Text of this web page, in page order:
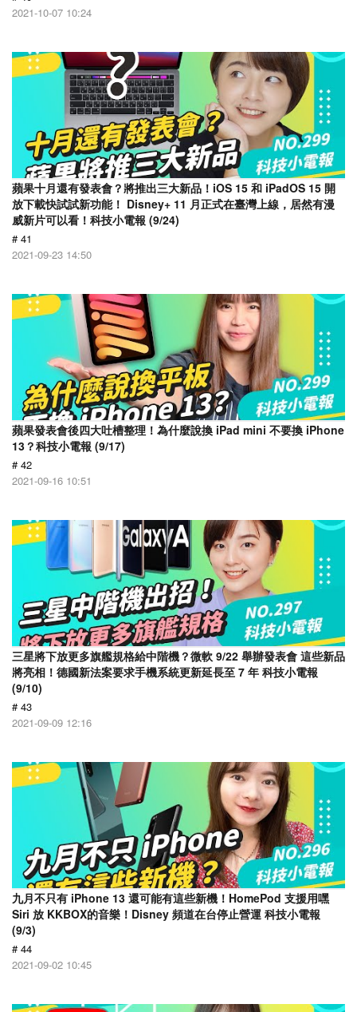
2021-10-07 10:24
蘋果十月還有發表會？將推出三大新品！iOS 15 和 iPadOS 15 開
放下載快試試新功能！ Disney+ 11 月正式在臺灣上線，居然有漫
威新片可以看！科技小電報 (9/24)
# 41
2021-09-23 14:50
蘋果發表會後四大吐槽整理！為什麼說換 iPad mini 不要換 iPhone
13？科技小電報 (9/17)
# 42
2021-09-16 10:51
三星將下放更多旗艦規格給中階機？微軟 9/22 舉辦發表會 這些新品
將亮相！德國新法案要求手機系統更新延長至 7 年 科技小電報
(9/10)
# 43
2021-09-09 12:16
九月不只有 iPhone 13 還可能有這些新機！HomePod 支援用嘿
Siri 放 KKBOX的音樂！Disney 頻道在台停止營運 科技小電報
(9/3)
# 44
2021-09-02 10:45